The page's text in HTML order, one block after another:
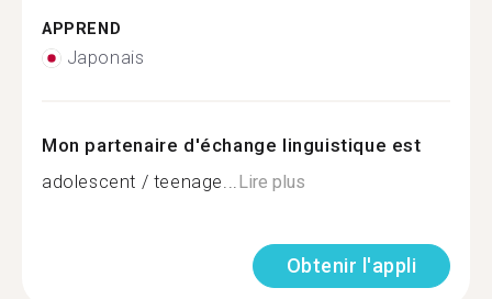
APPREND
Japonais
Mon partenaire d'échange linguistique est
adolescent / teenage...Lire plus
Obtenir l'appli